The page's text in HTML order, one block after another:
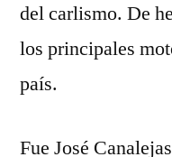
del carlismo. De
los principales
país.
Fue José